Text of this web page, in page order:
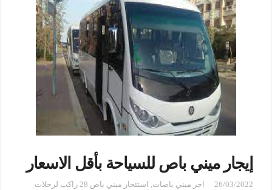
إيجار ميني باص للسياحة بأقل الاسعار
26/03/2022 اجر ميني باصات,
استئجار ميني باص 28 راكب لرحلات